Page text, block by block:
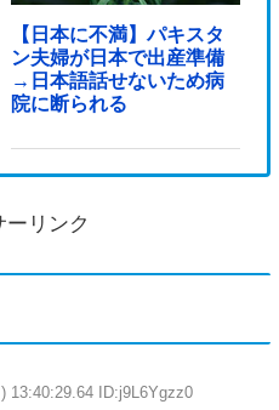
【日本に不満】パキスタ
ン夫婦が日本で出産準備
→日本語話せないため病
院に断られる
ーリンク
13:40:29.64 ID:j9L6Ygzz0